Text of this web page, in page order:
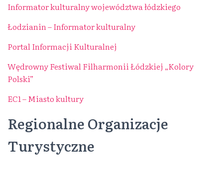
Informator kulturalny województwa łódzkiego
Łodzianin – Informator kulturalny
Portal Informacji Kulturalnej
Wędrowny Festiwal Filharmonii Łódzkiej „Kolory
Polski”
EC1 – Miasto kultury
Regionalne Organizacje
Turystyczne